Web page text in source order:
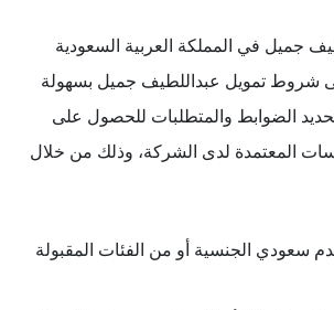
جميل في المملكة العربية السعودية
شروط تمويل عبداللطيف جميل بسهولة
الضوابط والمتطلبات للحصول على
المعتمدة لدى الشركة، وذلك من خلال
سعودي الجنسية أو من الفئات المقبولة